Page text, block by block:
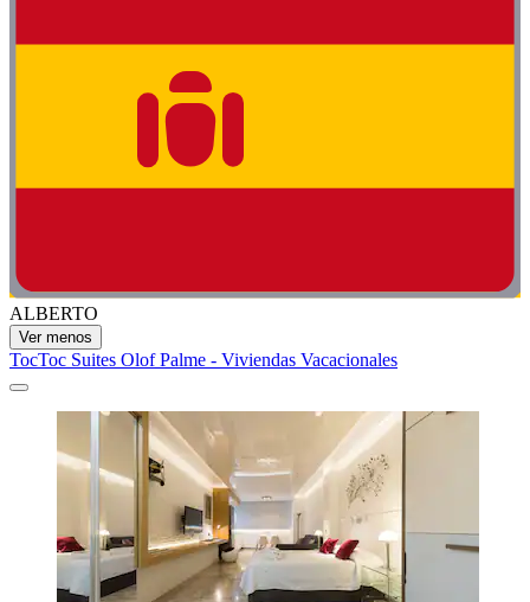
ALBERTO
Ver menos
TocToc Suites Olof Palme - Viviendas Vacacionales